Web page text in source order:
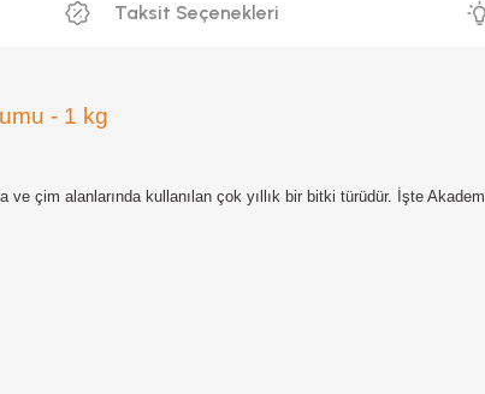
Taksit Seçenekleri
- 1 kg
çim alanlarında kullanılan çok yıllık bir bitki türüdür. İşte